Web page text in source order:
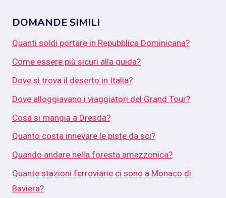
DOMANDE SIMILI
Quanti soldi portare in Repubblica Dominicana?
Come essere più sicuri alla guida?
Dove si trova il deserto in Italia?
Dove alloggiavano i viaggiatori del Grand Tour?
Cosa si mangia a Dresda?
Quanto costa innevare le piste da sci?
Quando andare nella foresta amazzonica?
Quante stazioni ferroviarie ci sono a Monaco di
Baviera?